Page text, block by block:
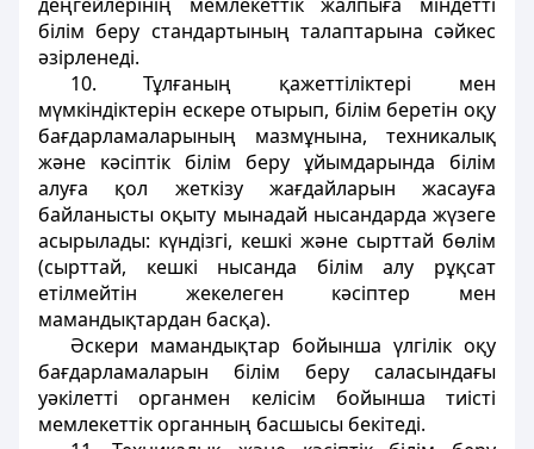
білім беру стандартының талаптарына сәйкес
әзірленеді.
10. Тұлғаның қажеттіліктері мен
мүмкіндіктерін ескере отырып, білім беретін оқу
бағдарламаларының мазмұнына, техникалық
және кәсіптік білім беру ұйымдарында білім
алуға қол жеткізу жағдайларын жасауға
байланысты оқыту мынадай нысандарда жүзеге
асырылады: күндізгі, кешкі және сырттай бөлім
(сырттай, кешкі нысанда білім алу рұқсат
етілмейтін жекелеген кәсіптер мен
мамандықтардан басқа).
Әскери мамандықтар бойынша үлгілік оқу
бағдарламаларын білім беру саласындағы
уәкілетті органмен келісім бойынша тиісті
мемлекеттік органның басшысы бекітеді.